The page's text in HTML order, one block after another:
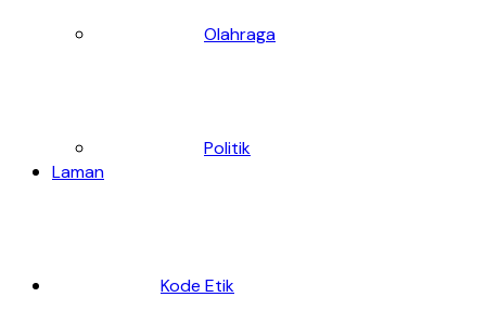
Olahraga
Politik
Laman
Kode Etik